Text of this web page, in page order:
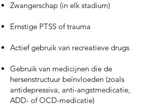
Zwangerschap (in elk stadium)
Ernstige PTSS of trauma
Actief gebruik van recreatieve drugs
Gebruik van medicijnen die de
hersenstructuur beïnvloeden (zoals
antidepressiva, anti-angstmedicatie,
ADD- of OCD-medicatie)